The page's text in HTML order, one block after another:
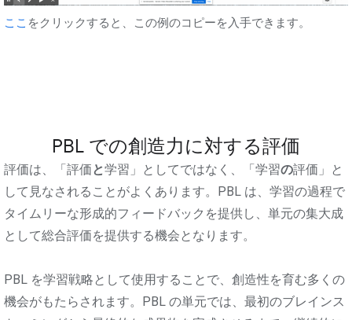
ここ をクリックすると、この例のコピーを入手できます。
PBL での創造力に対する評価
評価は、「評価と学習」としてではなく、「学習の評価」と
して見なされることがよくあります。PBL は、学習の過程で
タイムリーな形成的フィードバックを提供し、単元の集大成
として総合評価を提供する機会となります。
PBL を学習戦略として使用することで、創造性を育む多くの
機会がもたらされます。PBL の単元では、最初のブレインス